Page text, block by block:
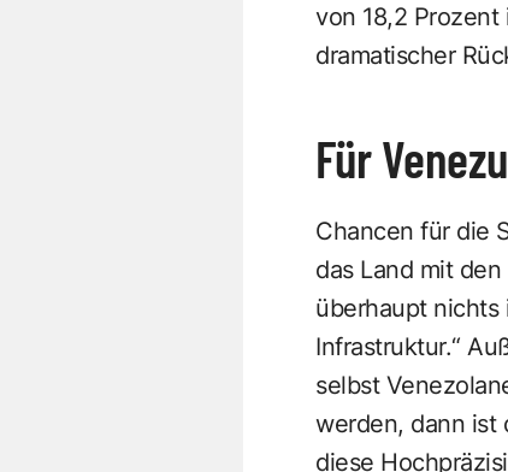
von 18,2
dramatischer
Für
Chancen für die
das Land mit
überhaupt nichts
Infrastruktur.“
selbst
werden, dann ist
diese